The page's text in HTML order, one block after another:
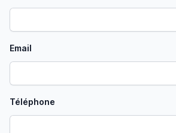
Email
Téléphone